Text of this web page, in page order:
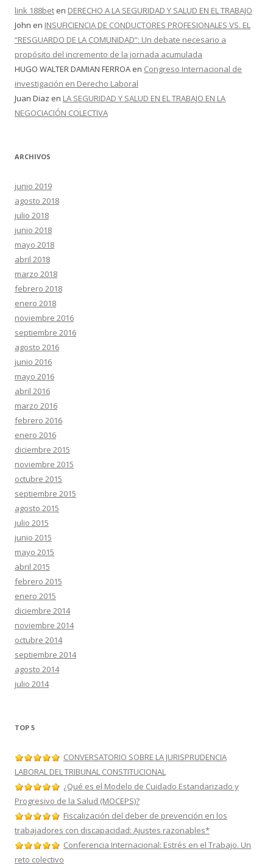
link 188bet en DERECHO A LA SEGURIDAD Y SALUD EN EL TRABAJO
John en INSUFICIENCIA DE CONDUCTORES PROFESIONALES VS. EL
“RESGUARDO DE LA COMUNIDAD”: Un debate necesario a
propósito del incremento de la jornada acumulada
HUGO WALTER DAMIAN FERROA en Congreso Internacional de
investigación en Derecho Laboral
Juan Diaz en LA SEGURIDAD Y SALUD EN EL TRABAJO EN LA
NEGOCIACIÓN COLECTIVA
ARCHIVOS
junio 2019
agosto 2018
julio 2018
junio 2018
mayo 2018
abril 2018
marzo 2018
febrero 2018
enero 2018
noviembre 2016
septiembre 2016
agosto 2016
junio 2016
mayo 2016
abril 2016
marzo 2016
febrero 2016
enero 2016
diciembre 2015
noviembre 2015
octubre 2015
septiembre 2015
agosto 2015
julio 2015
junio 2015
mayo 2015
abril 2015
febrero 2015
enero 2015
diciembre 2014
noviembre 2014
octubre 2014
septiembre 2014
agosto 2014
julio 2014
TOP 5
CONVERSATORIO SOBRE LA JURISPRUDENCIA
LABORAL DEL TRIBUNAL CONSTITUCIONAL
¿Qué es el Modelo de Cuidado Estandarizado y
Progresivo de la Salud (MOCEPS)?
Fiscalización del deber de prevención en los
trabajadores con discapacidad: Ajustes razonables*
Conferencia Internacional: Estrés en el Trabajo. Un
reto colectivo